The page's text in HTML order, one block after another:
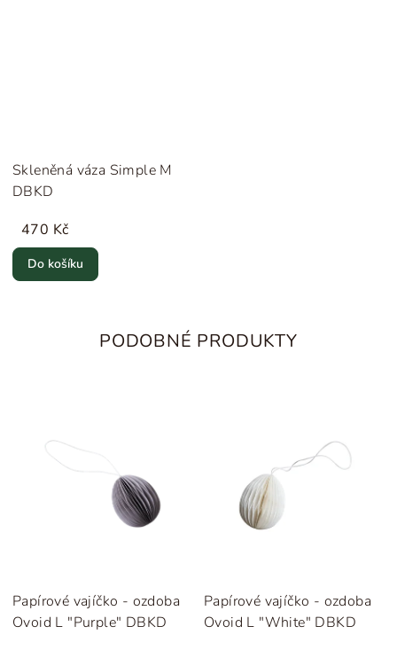
Skleněná váza Simple M
DBKD
470 Kč
Do košíku
PODOBNÉ PRODUKTY
Papírové vajíčko - ozdoba
Ovoid L "Purple" DBKD
Papírové vajíčko - ozdoba
Ovoid L "White" DBKD